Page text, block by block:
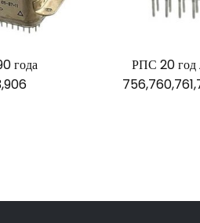
года
РПС 20 год